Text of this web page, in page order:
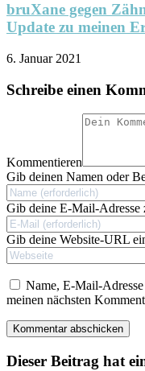
bruXane gegen
Update zu meinen
6. Januar 2021
Schreibe einen
Kommentieren
Gib deinen Namen oder
Gib deine E-Mail-Adresse
Gib deine Website-URL
Name, E-Mail-
meinen nächsten
Dieser Beitrag hat